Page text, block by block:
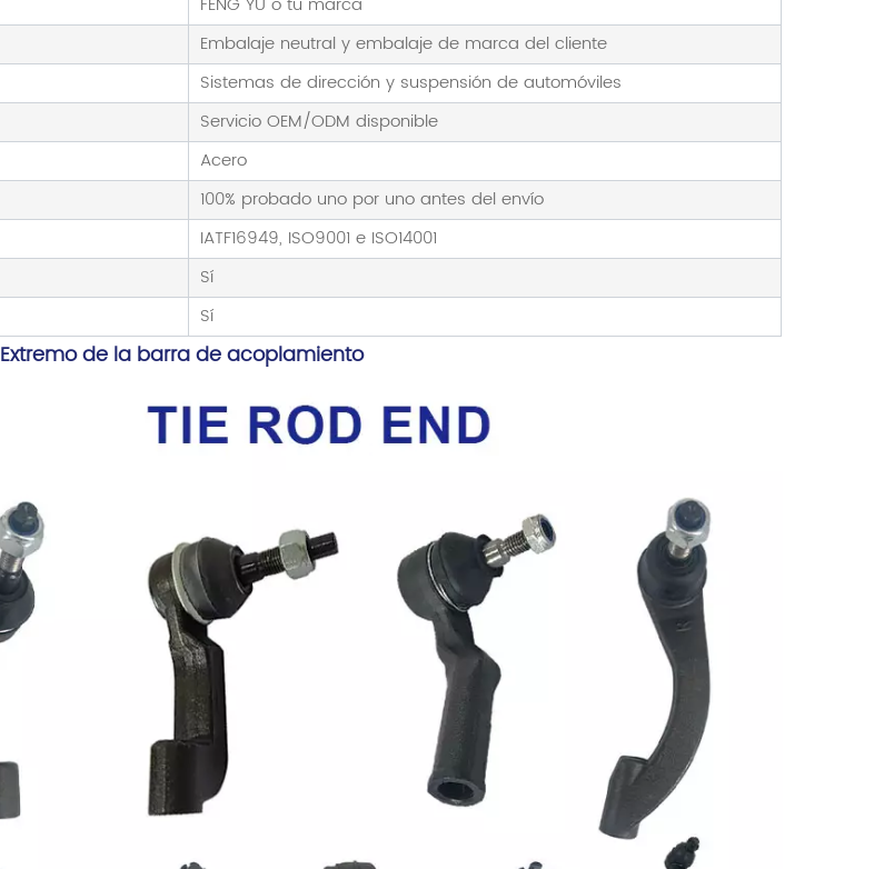
Embalaje neutral y embalaje de marca del cliente
Sistemas de dirección y suspensión de automóviles
Servicio OEM/ODM disponible
Acero
100% probado uno por uno antes del envío
IATF16949, ISO9001 e ISO14001
Sí
Sí
Extremo de la barra de acoplamiento